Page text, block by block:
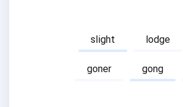
slight lodge
goner
gong